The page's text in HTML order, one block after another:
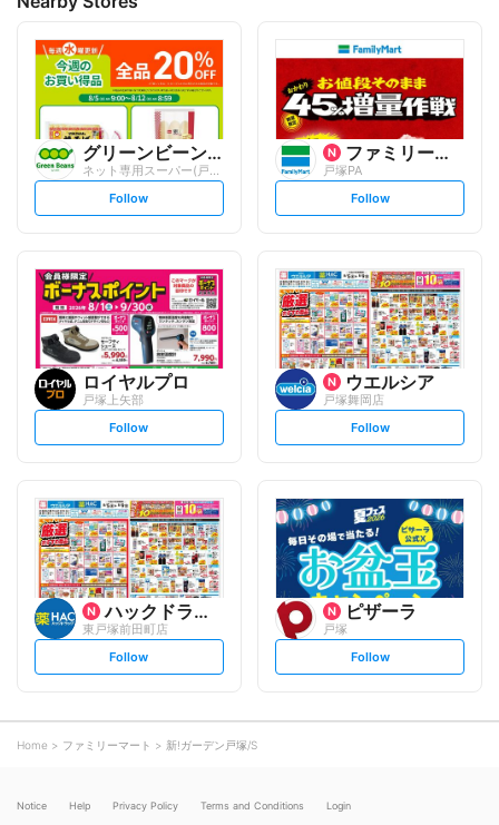
グリーンビーンズ
ネット専用スーパー(戸塚営業所)
s
l
o
w
Follow
ファミリーマート
戸塚PA
s
l
o
w
Follow
ロイヤルプロ
戸塚上矢部
s
l
o
w
Follow
ウエルシア
戸塚舞岡店
s
l
o
w
Follow
ハックドラッグ
東戸塚前田町店
s
l
o
Follow
ピザーラ
戸塚
s
l
Follow
Home ファミリーマート 新!ガーデン戸塚/S
Notice Help Privacy Policy Terms and Conditions Login